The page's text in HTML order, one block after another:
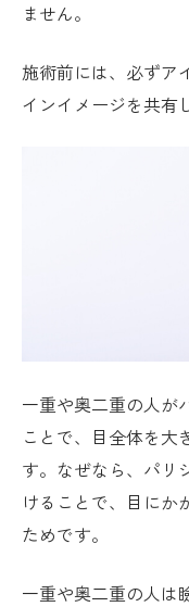
ません。
施術前には、必ずア
インイメージを共有
一重や奥二重の人が
ことで、目全体を大
す。なぜなら、パリ
けることで、目にか
ためです。
一重や奥二重の人は